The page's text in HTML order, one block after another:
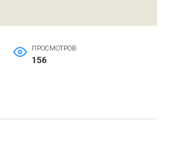
ПРОСМОТРОВ
156